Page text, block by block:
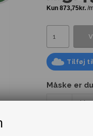
Tilføj
Måske er